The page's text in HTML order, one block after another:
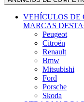
VEHÍCULOS DE
MARCAS
Peugeot
Citroën
Renault
Bmw
Mitsubishi
Ford
Porsche
Skoda
OTRAS MARCAS